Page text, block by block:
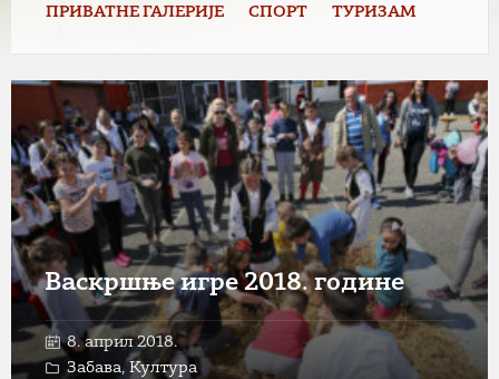
ПРИВАТНЕ ГАЛЕРИЈЕ СПОРТ ТУРИЗАМ
Васкршње игре 2018. године
8. април 2018.
Забава,Култура
Open
Gallery